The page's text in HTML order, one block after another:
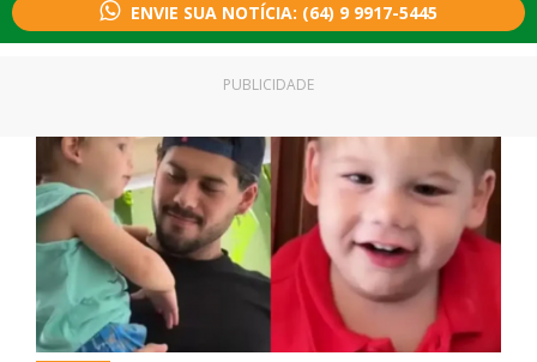
ENVIE SUA NOTÍCIA: (64) 9 9917-5445
PUBLICIDADE